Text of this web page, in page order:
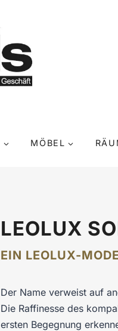
MÖBEL
LEOLUX
EIN LEOLUX-
Der Name verweist auf
Die Raffinesse des
ersten Begegnung